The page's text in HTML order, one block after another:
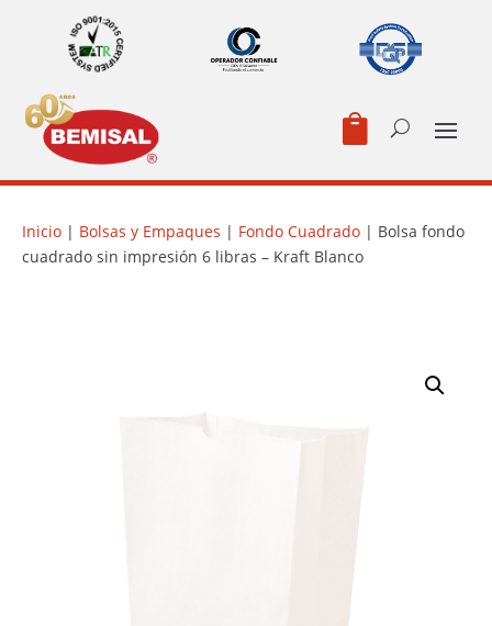

Inicio | Bolsas y Empaques | Fondo Cuadrado | Bolsa fondo
cuadrado sin impresión 6 libras – Kraft Blanco